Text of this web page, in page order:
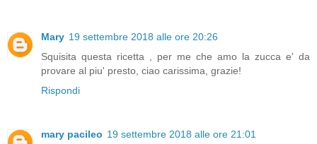
Mary 19 settembre 2018 alle ore 20:26
Squisita questa ricetta , per me che amo la zucca e' da
provare al piu' presto, ciao carissima, grazie!
Rispondi
mary pacileo 19 settembre 2018 alle ore 21:01